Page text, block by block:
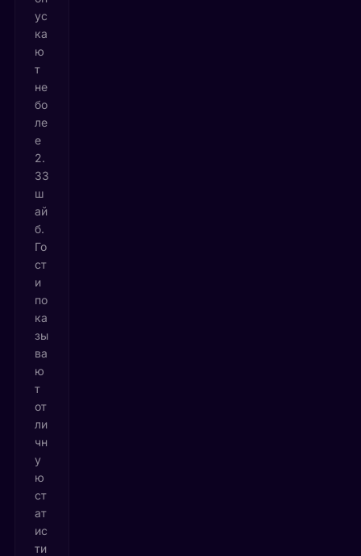
ус
ка
ю
т
не
бо
ле
е
2.
33
ш
ай
б.
Го
ст
и
по
ка
зы
ва
ю
т
от
ли
чн
у
ю
ст
ат
ис
ти